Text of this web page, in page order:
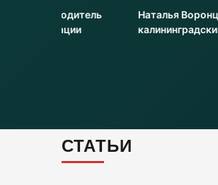
Наталья Воронцова -
калининградский HR‑эксперт
СТАТЬИ